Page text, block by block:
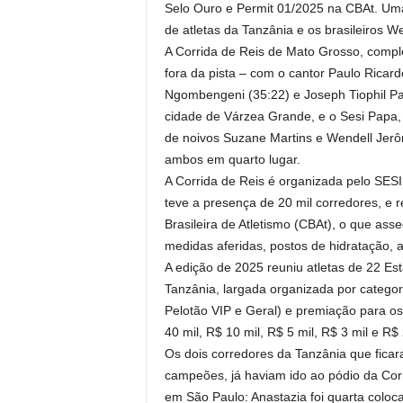
Selo Ouro e Permit 01/2025 na CBAt.
de atletas da Tanzânia e os brasileiros
A Corrida de Reis de Mato Grosso,
fora da pista – com o cantor Paulo
Ngombengeni (35:22) e Joseph Tiophil
cidade de Várzea Grande, e o Sesi
de noivos Suzane Martins e Wendell
ambos em quarto lugar.
A Corrida de Reis é organizada pelo
teve a presença de 20 mil corredores, e
Brasileira de Atletismo (CBAt), o que
medidas aferidas, postos de hidratação,
A edição de 2025 reuniu atletas de 22
Tanzânia, largada organizada por
Pelotão VIP e Geral) e premiação para
40 mil, R$ 10 mil, R$ 5 mil, R$ 3 mil e
Os dois corredores da Tanzânia que
campeões, já haviam ido ao pódio da
em São Paulo: Anastazia foi quarta